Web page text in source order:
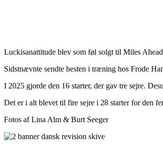
Luckisanattitude blev som føl solgt til Miles
Sidstnævnte sendte hesten i træning hos Frode
I 2025 gjorde den 16 starter, der gav tre sejre.
Det er i alt blevet til fire sejre i 28 starter for den
Fotos af Lina Alm & Burt Seeger